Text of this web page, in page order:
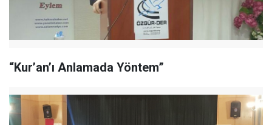
“Kur’an’ı Anlamada Yöntem”